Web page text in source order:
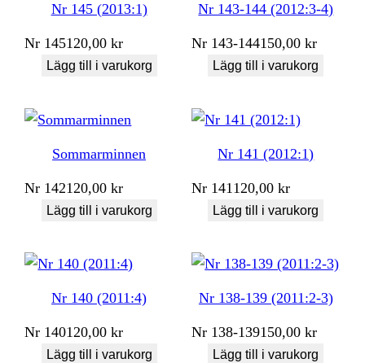
Nr 145 (2013:1)
Nr 145120,00kr
Lägg till i varukorg
Nr 143-144 (2012:3-4)
Nr 143-144150,00kr
Lägg till i varukorg
Sommarminnen
Nr 142120,00kr
Lägg till i varukorg
Nr 141 (2012:1)
Nr 141 120,00kr
Lägg till i varukorg
Nr 140 (2011:4)
Nr 140120,00kr
Lägg till i varukorg
Nr 138-139 (2011:2-3)
Nr 138-139150,00kr
Lägg till i varukorg